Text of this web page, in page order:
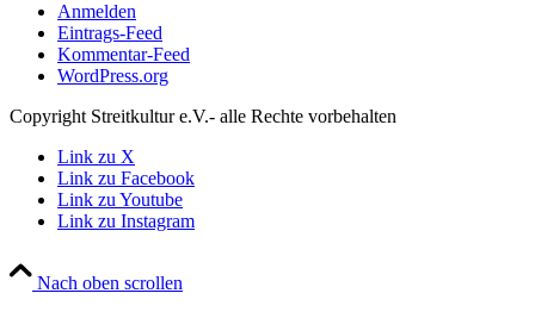
Anmelden
Eintrags-Feed
Kommentar-Feed
WordPress.org
Copyright Streitkultur e.V.- alle Rechte vorbehalten
Link zu X
Link zu Facebook
Link zu Youtube
Link zu Instagram
Nach oben scrollen